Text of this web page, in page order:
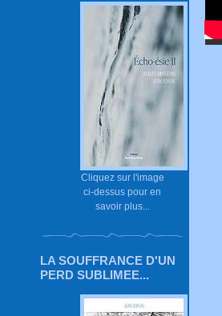
Cliquez sur l'image
ci-dessus pour en
savoir plus...
LA SOUFFRANCE D'UN
PERD SUBLIMEE...